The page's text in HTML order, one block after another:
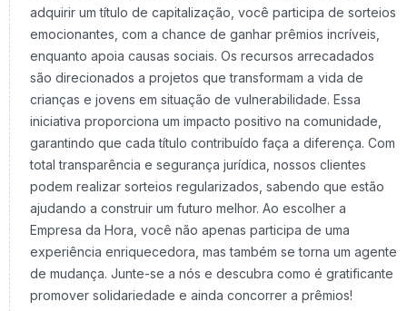
adquirir um título de capitalização, você participa de sorteios
emocionantes, com a chance de ganhar prêmios incríveis,
enquanto apoia causas sociais. Os recursos arrecadados
são direcionados a projetos que transformam a vida de
crianças e jovens em situação de vulnerabilidade. Essa
iniciativa proporciona um impacto positivo na comunidade,
garantindo que cada título contribuído faça a diferença. Com
total transparência e segurança jurídica, nossos clientes
podem realizar sorteios regularizados, sabendo que estão
ajudando a construir um futuro melhor. Ao escolher a
Empresa da Hora, você não apenas participa de uma
experiência enriquecedora, mas também se torna um agente
de mudança. Junte-se a nós e descubra como é gratificante
promover solidariedade e ainda concorrer a prêmios!